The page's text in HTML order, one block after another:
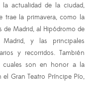
actualidad de la ciudad,
trae la primavera, como la
de Madrid, al Hipódromo de
y las principales
y recorridos. También
cuales son en honor a la
Gran Teatro Príncipe Pío,